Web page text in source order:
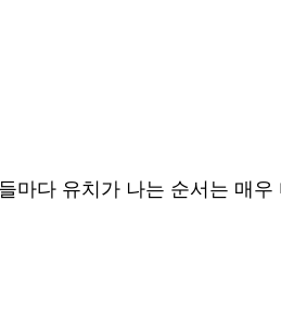
마다 유치가 나는 순서는 매